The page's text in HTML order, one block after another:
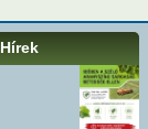
Hírek